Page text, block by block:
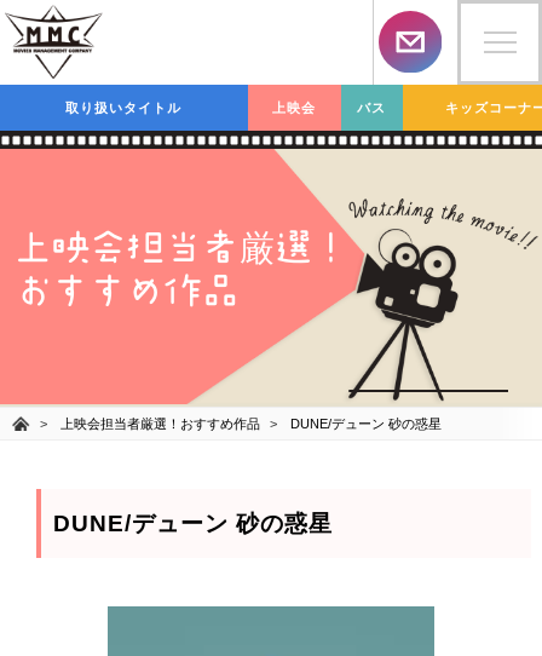
取り扱いタイトル 上映会 バス キッズコーナ
上映会担当者 厳選！
おすすめ作品
上映会担当者厳選！おすすめ作品 DUNE/デューン 砂の惑星
DUNE/デューン 砂の惑星